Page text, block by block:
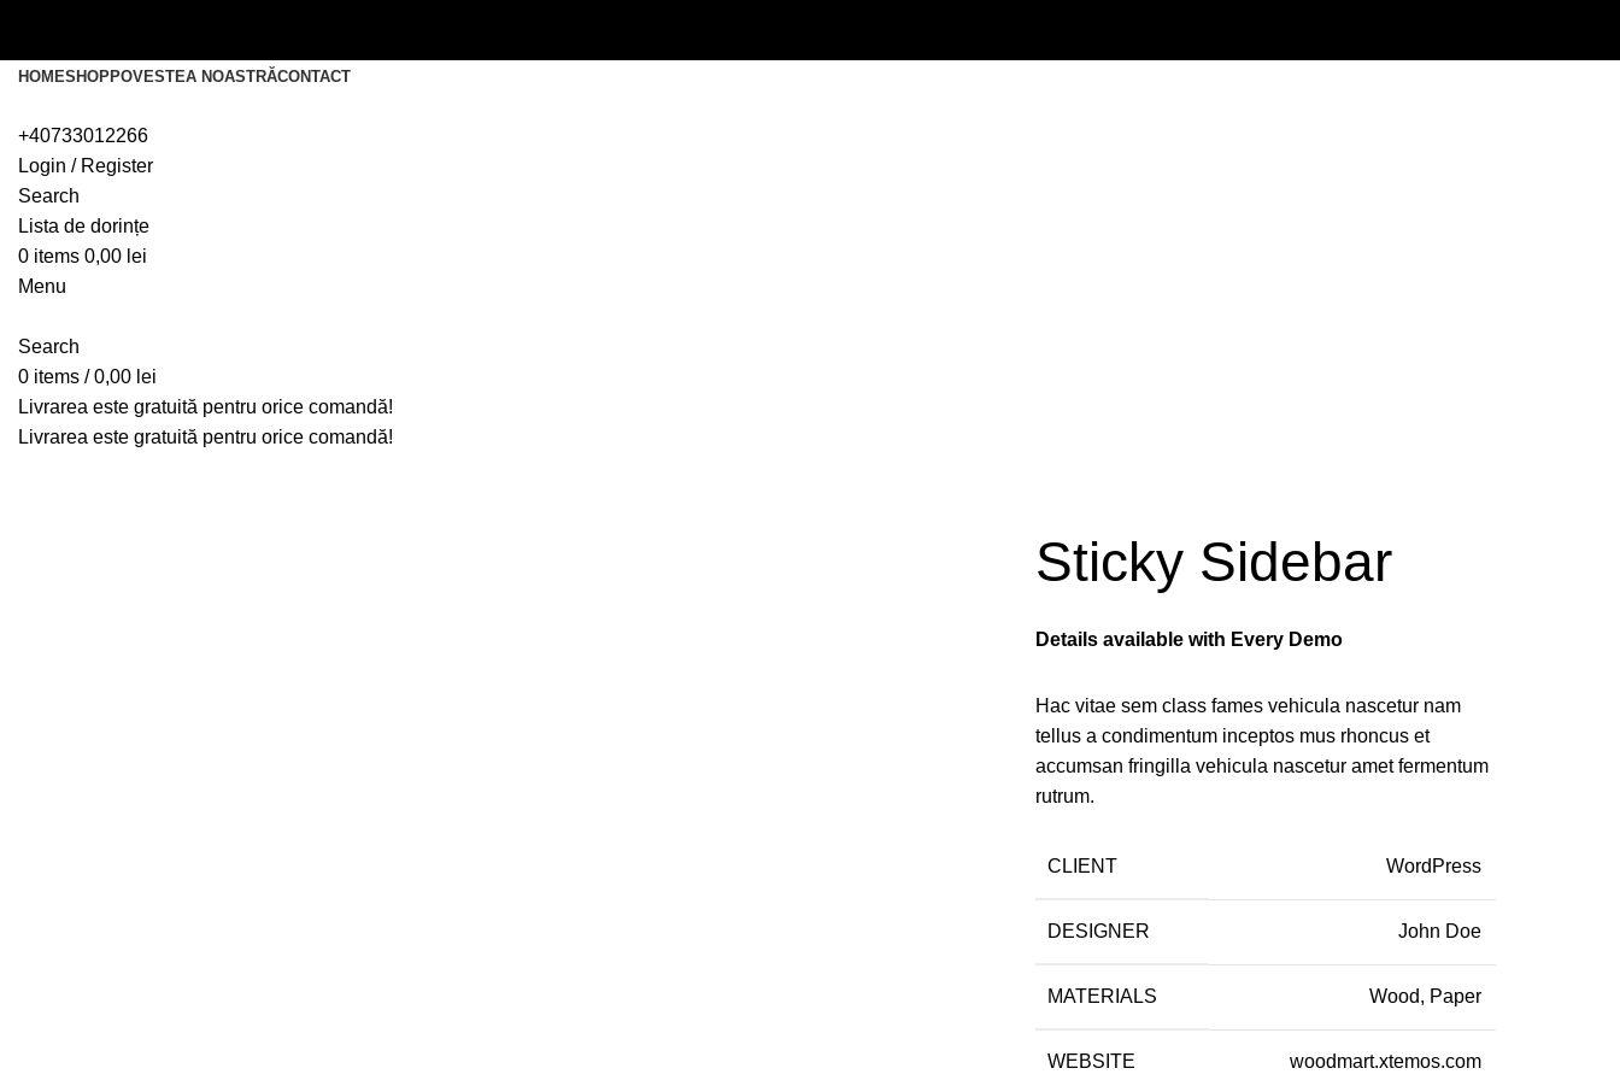
HOMESHOPPOVESTEA NOASTRĂCONTACT
+40733012266
Login / Register
Search
Lista de dorințe
0 items 0,00 lei
Menu
Search
0 items / 0,00 lei
Livrarea este gratuită pentru orice comandă!
Livrarea este gratuită pentru orice comandă!
Sticky Sidebar
Details available with Every Demo
Hac vitae sem class fames vehicula nascetur nam
tellus a condimentum inceptos mus rhoncus et
accumsan fringilla vehicula nascetur amet fermentum
rutrum.
CLIENT WordPress
DESIGNER John Doe
MATERIALS Wood, Paper
WEBSITE woodmart.xtemos.com